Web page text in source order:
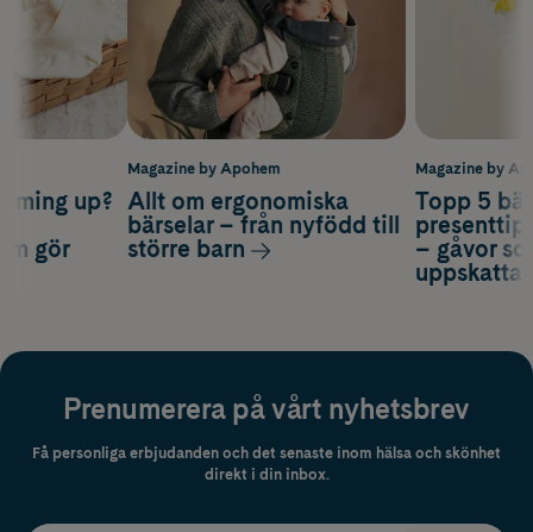
Magazine by
Topp 5
– gåvor
up?
gör
Magazine by Apohem
Allt om ergonomiska
bärselar – från nyfödd till
större barn
Prenumerera på vårt nyhetsbrev
Få personliga erbjudanden och det senaste inom hälsa och skönhet
direkt i din inbox.